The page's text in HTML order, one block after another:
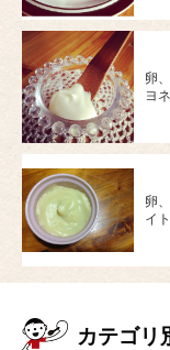
卵
ヨ
卵
イ
カテゴリ